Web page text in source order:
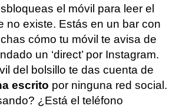
el móvil para leer el
no existe. Estás en un bar con
cómo tu móvil te avisa de
un ‘direct’ por Instagram.
del bolsillo te das cuenta de
escrito por ninguna red social.
¿Está el teléfono